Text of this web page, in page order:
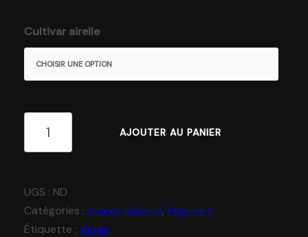
Cultivar airelle
AJOUTER AU PANIER
UGS : ND
Catégories : Arbres fruitiers, Pépinière
Étiquette : Airelle